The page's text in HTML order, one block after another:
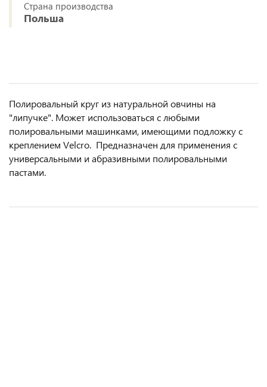
Страна производства
Польша
Полировальный круг из натуральной овчины на
"липучке". Может использоваться с любыми
полировальными машинками, имеющими подложку с
креплением Velcro. Предназначен для применения с
универсальными и абразивными полировальными
пастами.